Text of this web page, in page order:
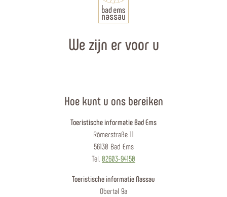
We zijn er voor u
Hoe kunt u ons bereiken
Toeristische informatie Bad Ems
Römerstraße 11
56130 Bad Ems
Tel. 02603-94150
Toeristische informatie Nassau
Obertal 9a